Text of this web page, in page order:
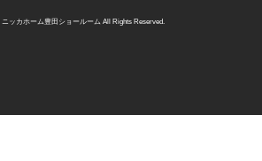
ッカホーム豊田ショールーム All Rights Reserved.